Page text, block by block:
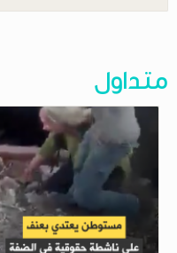
متداول